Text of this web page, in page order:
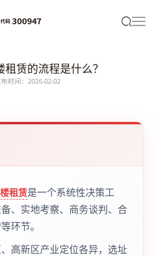
租赁的流程是什么？
布时间：2026-02-02
租赁是一个系统性决策工
、实地考察、商务谈判、合
环节。
高新区产业定位各异，选址